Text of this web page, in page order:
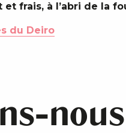
frais, à l’abri de la
du Deiro